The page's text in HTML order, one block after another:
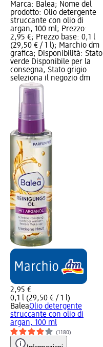
Marca: Balea; Nome del
prodotto: Olio detergente
struccante con olio di
argan, 100 ml; Prezzo:
2,95 €; Prezzo base: 0,1 l
(29,50 € / 1 l); Marchio dm
grafica; Disponibilità: Stato
verde Disponibile per la
consegna, Stato grigio
seleziona il negozio dm
2,95 €
0,1 l (29,50 € / 1 l)
BaleaOlio detergente
struccante con olio di
argan, 100 ml
(1180)